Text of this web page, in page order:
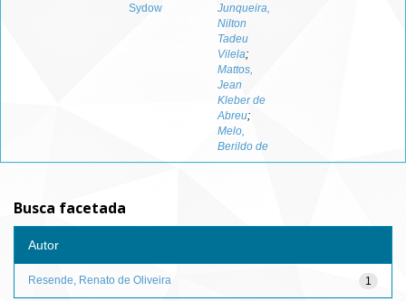
Sydow
Junqueira,
Nilton
Tadeu
Vilela;
Mattos,
Jean
Kleber de
Abreu;
Melo,
Berildo de
Busca facetada
Autor
1
Resende, Renato de Oliveira